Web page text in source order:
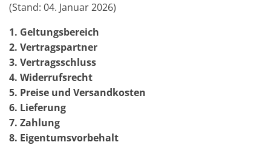
(Stand: 04. Januar 2026)
1. Geltungsbereich
2. Vertragspartner
3. Vertragsschluss
4. Widerrufsrecht
5. Preise und Versandkosten
6. Lieferung
7. Zahlung
8. Eigentumsvorbehalt